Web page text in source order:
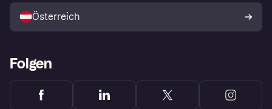
Österreich
Folgen